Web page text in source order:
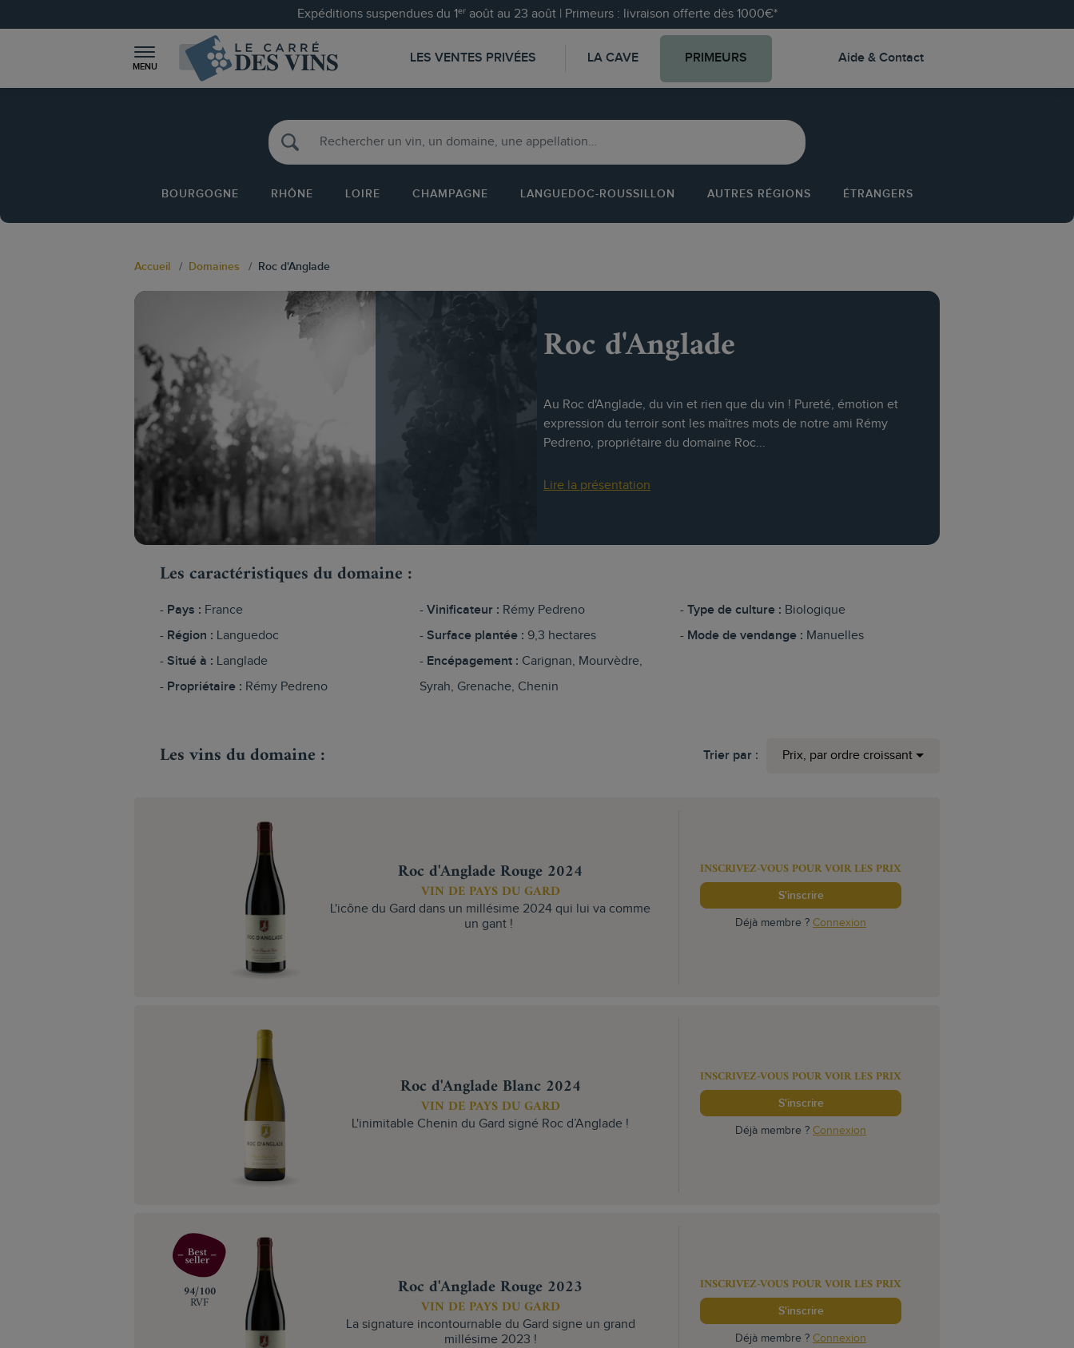
Expéditions suspendues du 1ᵉʳ août au 23 août | Primeurs : livraison offerte dès 1000€*
MENU
LES VENTES PRIVÉES LA CAVE PRIMEURS Aide & Contact
BOURGOGNE RHÔNE LOIRE CHAMPAGNE LANGUEDOC-ROUSSILLON AUTRES RÉGIONS ÉTRANGERS
Accueil Domaines Roc d'Anglade
Roc d'Anglade
Au Roc d'Anglade, du vin et rien que du vin ! Pureté, émotion et
expression du terroir sont les maîtres mots de notre ami Rémy
Pedreno, propriétaire du domaine Roc...
Lire la présentation
Les caractéristiques du domaine :
Pays : France
Région : Languedoc
Situé à : Langlade
Propriétaire : Rémy Pedreno
Vinificateur : Rémy Pedreno
Surface plantée : 9,3 hectares
Encépagement :
Syrah, Grenache, Chenin
Type de culture : Biologique
Mode de vendange : Manuelles
Les vins du domaine : Trier par : Prix, par ordre croissant
Roc d'Anglade Rouge 2024
VIN DE PAYS DU GARD
L'icône du Gard dans un millésime 2024 qui lui va comme
un gant !
INSCRIVEZ-VOUS POUR VOIR LES PRIX
S'inscrire
Déjà membre ? Connexion
Roc d'Anglade Blanc 2024
VIN DE PAYS DU GARD
L'inimitable Chenin du Gard signé Roc d’Anglade !
INSCRIVEZ-VOUS POUR VOIR LES PRIX
S'inscrire
Déjà membre ? Connexion
‍94/100
RVF
Roc d'Anglade Rouge 2023
VIN DE PAYS DU GARD
La signature incontournable du Gard signe un grand
millésime 2023 !
INSCRIVEZ-VOUS POUR VOIR LES PRIX
S'inscrire
Déjà membre ? Connexion